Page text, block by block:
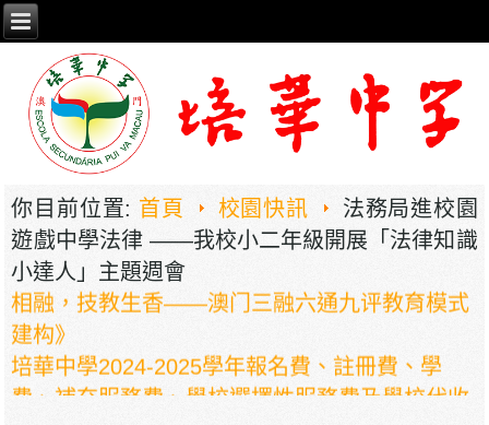
你目前位置: 首頁 校園快訊
法務局進校園
遊戲中學法律 ——我校小二年級開展「法律知識
小達人」主題週會
2026年职业教育国家教学成果奖申报——《普职
相融，技教生香——澳门三融六通九评教育模式
建构》
培華中學2024-2025學年報名費、註冊費、學
費、補充服務費、學校選擇性服務費及學校代收